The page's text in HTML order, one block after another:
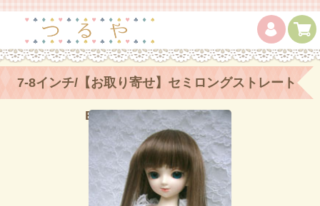
7-8インチ/【お取り寄せ】セミロングストレート
Brown/Dk.Brown mixed